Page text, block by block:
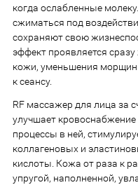
когда ослабленные
сжиматься под
сохраняют свою
эффект проявляется
кожи, уменьшения морщин
к сеансу.
RF массажер для лица за
улучшает
процессы в ней,
коллагеновых и
кислоты. Кожа от раза к
упругой, наполненной,